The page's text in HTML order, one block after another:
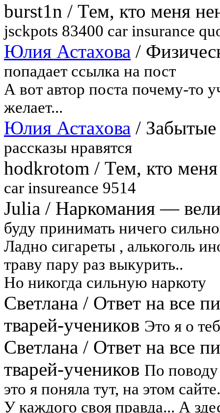
burst1n / Тем, кто меня
jsckpots 83400 car insurance
Юлия Астахова /
попадает ссылка на пост
А вот автор поста почему-то
желает...
Юлия Астахова / Забытые
рассказы нравятся
hodkrotom / Тем, кто
car insureance 9514
Julia / Наркомания —
буду принимать ничего
Ладно сигареты , алькоголь
траву пару раз выкурить..
Но никогда сильную наркоту
Светлана / Ответ на все
тварей-учеников Это я о
Светлана / Ответ на все
тварей-учеников По поводу
это я поняла тут, на этом
У каждого своя правда... А